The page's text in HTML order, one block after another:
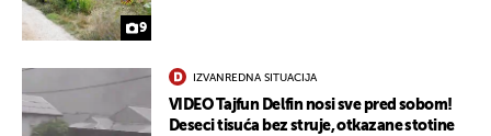
9
IZVANREDNA SITUACIJA
VIDEO Tajfun Delfin nosi sve pred sobom!
Deseci tisuća bez struje, otkazane stotine
UKLJUČITE NOTIFIKACIJE